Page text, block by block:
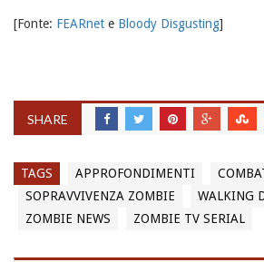
[Fonte: FEARnet e Bloody Disgusting]
SHARE
TAGS APPROFONDIMENTI
SOPRAVVIVENZA ZOMBIE
WALKING
ZOMBIE NEWS
ZOMBIE TV SERIAL